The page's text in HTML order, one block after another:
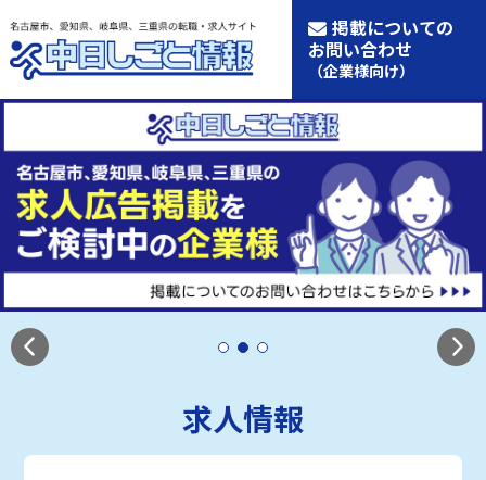
掲載についての
お問い合わせ
（企業様向け）
求人情報